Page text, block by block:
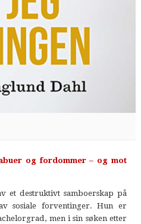
og fordommer – og mot
et destruktivt samboerskap på
sosiale forventinger. Hun er
men i sin søken etter